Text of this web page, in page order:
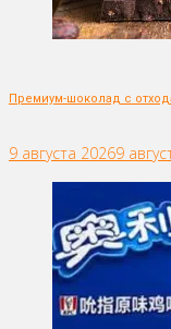
Премиум-шоколад с
9 августа 20269